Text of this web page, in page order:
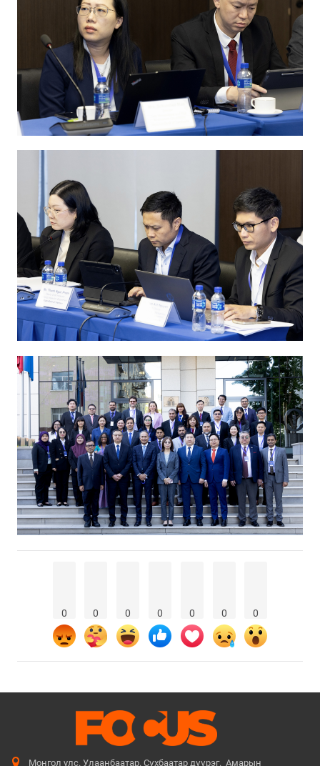
0 0 0 0 0 0 0
Монгол улс. Улаанбаатар. Сүхбаатар дүүрэг. Амарын